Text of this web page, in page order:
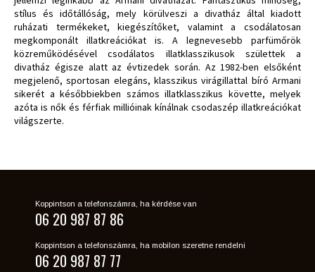
stílus és időtállóság, mely körülveszi a divatház által kiadott
ruházati termékeket, kiegészítőket, valamint a csodálatosan
megkomponált illatkreációkat is. A legnevesebb parfümőrök
közreműködésével csodálatos illatklasszikusok születtek a
divatház égisze alatt az évtizedek során. Az 1982-ben elsőként
megjelenő, sportosan elegáns, klasszikus virágillattal bíró Armani
sikerét a későbbiekben számos illatklasszikus követte, melyek
azóta is nők és férfiak millióinak kínálnak csodaszép illatkreációkat
világszerte.
Koppintson a telefonszámra, ha kérdése van
06 20 987 87 86
Koppintson a telefonszámra, ha mobilon szeretne rendelni
06 20 987 87 77